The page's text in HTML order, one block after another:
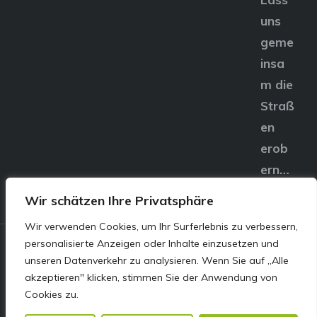
Wir schätzen Ihre Privatsphäre
Wir verwenden Cookies, um Ihr Surferlebnis zu verbessern,
personalisierte Anzeigen oder Inhalte einzusetzen und
unseren Datenverkehr zu analysieren. Wenn Sie auf „Alle
akzeptieren" klicken, stimmen Sie der Anwendung von
Cookies zu.
uns
geme
insa
m die
Straß
en
erob
ern…
© E&S Motors GmbH,
Linzer Straße 83 4240
Freistadt